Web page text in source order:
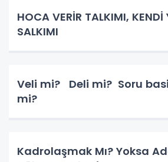
HOCA VERİR TALKIMI, KENDİ
SALKIMI
Veli mi? Deli mi? Soru basit. Veli mi? Deli
mi?
Kadrolaşmak Mı? Yoksa